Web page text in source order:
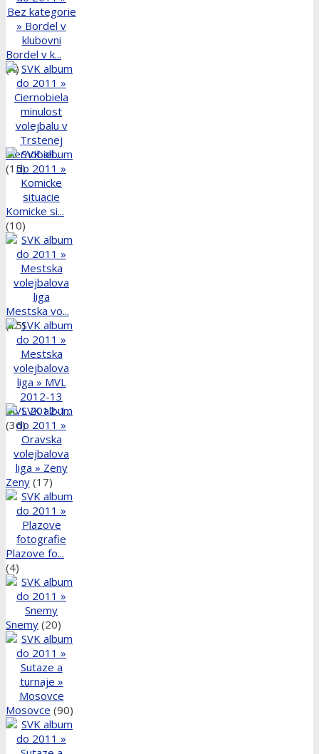
Bordel v k...
(4)
Ciernobiel...
(15)
Komicke si...
(10)
Mestska vo...
(15)
MVL 2012-1...
(36)
Zeny (17)
Plazove fo...
(4)
Snemy (20)
Mosovce (90)